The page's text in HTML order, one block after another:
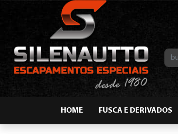
HOME FUSCA E DERIVADOS